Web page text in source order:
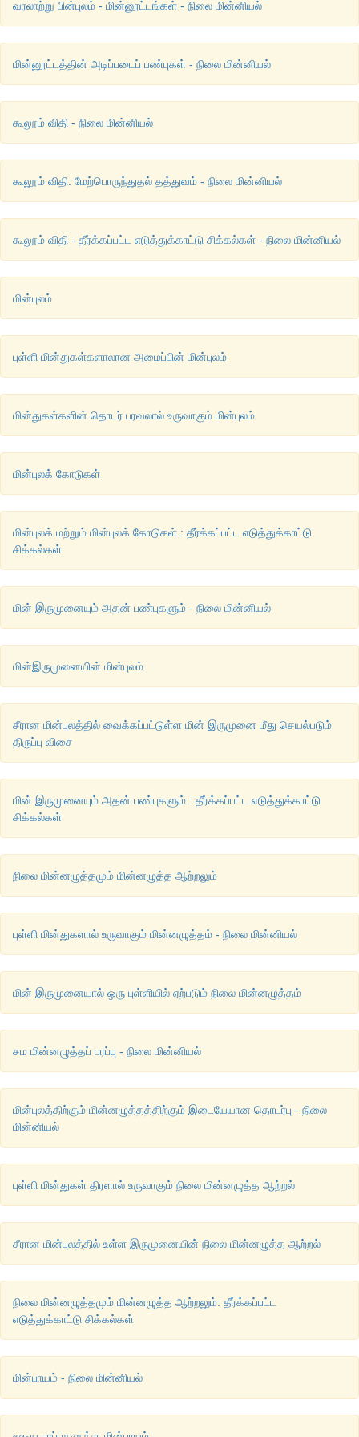
வேறுபாடானது மின்னழுத்த அளவினால் (Voltage)
குறிப்பு
(மின்னூட்டம் பெற்ற) பொருள்களின் இயக்கத்தை
வரலாற்று பின்புலம் - மின்னூட்டங்கள் - நிலை மின்னியல்
மின்னூட்டத்தின் அடிப்படைப் பண்புகள் - நிலை மின்னியல்
கூலூம் விதி - நிலை மின்னியல்
கூலூம் விதி: மேற்பொருந்துதல் தத்துவம் - நிலை மின்னியல்
கூலூம் விதி - தீர்க்கப்பட்ட எடுத்துக்காட்டு சிக்கல்கள் - நிலை மின்னியல்
மின்புலம்
புள்ளி மின்துகள்களாலான அமைப்பின் மின்புலம்
மின்துகள்களின் தொடர் பரவலால் உருவாகும் மின்புலம்
மின்புலக் கோடுகள்
மின்புலக் மற்றும் மின்புலக் கோடுகள் : தீர்க்கப்பட்ட எடுத்துக்காட்டு
சிக்கல்கள்
மின் இருமுனையும் அதன் பண்புகளும் - நிலை மின்னியல்
மின்இருமுனையின் மின்புலம்
சீரான மின்புலத்தில் வைக்கப்பட்டுள்ள மின் இருமுனை மீது செயல்படும்
திருப்பு விசை
மின் இருமுனையும் அதன் பண்புகளும் : தீர்க்கப்பட்ட எடுத்துக்காட்டு
சிக்கல்கள்
நிலை மின்னழுத்தமும் மின்னழுத்த ஆற்றலும்
புள்ளி மின்துகளால் உருவாகும் மின்னழுத்தம் - நிலை மின்னியல்
மின் இருமுனையால் ஒரு புள்ளியில் ஏற்படும் நிலை மின்னழுத்தம்
சம மின்னழுத்தப் பரப்பு - நிலை மின்னியல்
மின்புலத்திற்கும் மின்னழுத்தத்திற்கும் இடையேயான தொடர்பு - நிலை
மின்னியல்
புள்ளி மின்துகள் திரளால் உருவாகும் நிலை மின்னழுத்த ஆற்றல்
சீரான மின்புலத்தில் உள்ள இருமுனையின் நிலை மின்னழுத்த ஆற்றல்
நிலை மின்னழுத்தமும் மின்னழுத்த ஆற்றலும்: தீர்க்கப்பட்ட
எடுத்துக்காட்டு சிக்கல்கள்
மின்பாயம் - நிலை மின்னியல்